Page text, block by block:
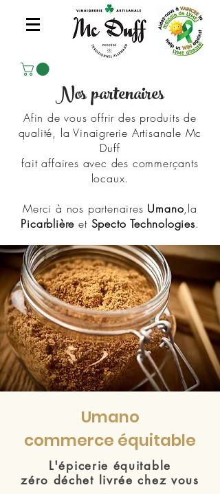
Nos partenaires
Afin de vous offrir des produits de
qualité, la Vinaigrerie Artisanale Mc
Duff
fait affaires avec des commerçants
locaux.
Merci à nos partenaires Umano,la
Picarblièreet Specto Technologies.
Umano
commerce équitable
L'épicerie équitable
zéro déchet livrée chez vous